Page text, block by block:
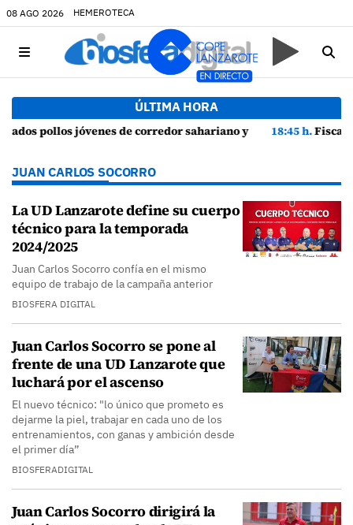
08 AGO 2026 HEMEROTECA
ÚLTIMA HORA
de cortejo de hubara cerca del rally de Lanzarote
18:45 h.Fiscalía denuncia a Yonathan de León y a Echedey Eugenio
JUAN CARLOS SOCORRO
La UD Lanzarote define su cuerpo
técnico para la temporada
2024/2025
Juan Carlos Socorro confía en el mismo
equipo de trabajo de la campaña anterior
BIOSFERA DIGITAL
Juan Carlos Socorro se pone al
frente de una UD Lanzarote que
luchará por el ascenso
El nuevo técnico: "lo único que prometo es
dejarme la piel, trabajar en cada uno de los
entrenamientos, con ganas y ambición desde
el primer día”
BIOSFERADIGITAL
Juan Carlos Socorro dirigirá la